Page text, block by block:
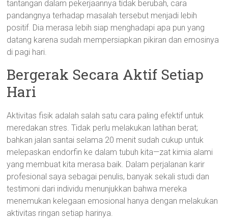
tantangan dalam pekerjaannya tidak berubah, cara
pandangnya terhadap masalah tersebut menjadi lebih
positif. Dia merasa lebih siap menghadapi apa pun yang
datang karena sudah mempersiapkan pikiran dan emosinya
di pagi hari.
Bergerak Secara Aktif Setiap
Hari
Aktivitas fisik adalah salah satu cara paling efektif untuk
meredakan stres. Tidak perlu melakukan latihan berat;
bahkan jalan santai selama 20 menit sudah cukup untuk
melepaskan endorfin ke dalam tubuh kita—zat kimia alami
yang membuat kita merasa baik. Dalam perjalanan karir
profesional saya sebagai penulis, banyak sekali studi dan
testimoni dari individu menunjukkan bahwa mereka
menemukan kelegaan emosional hanya dengan melakukan
aktivitas ringan setiap harinya.